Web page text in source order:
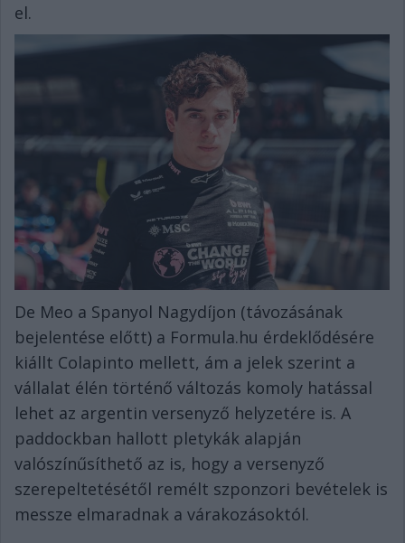
el.
De Meo a Spanyol Nagydíjon (távozásának
bejelentése előtt) a Formula.hu érdeklődésére
kiállt Colapinto mellett, ám a jelek szerint a
vállalat élén történő változás komoly hatással
lehet az argentin versenyző helyzetére is. A
paddockban hallott pletykák alapján
valószínűsíthető az is, hogy a versenyző
szerepeltetésétől remélt szponzori bevételek is
messze elmaradnak a várakozásoktól.